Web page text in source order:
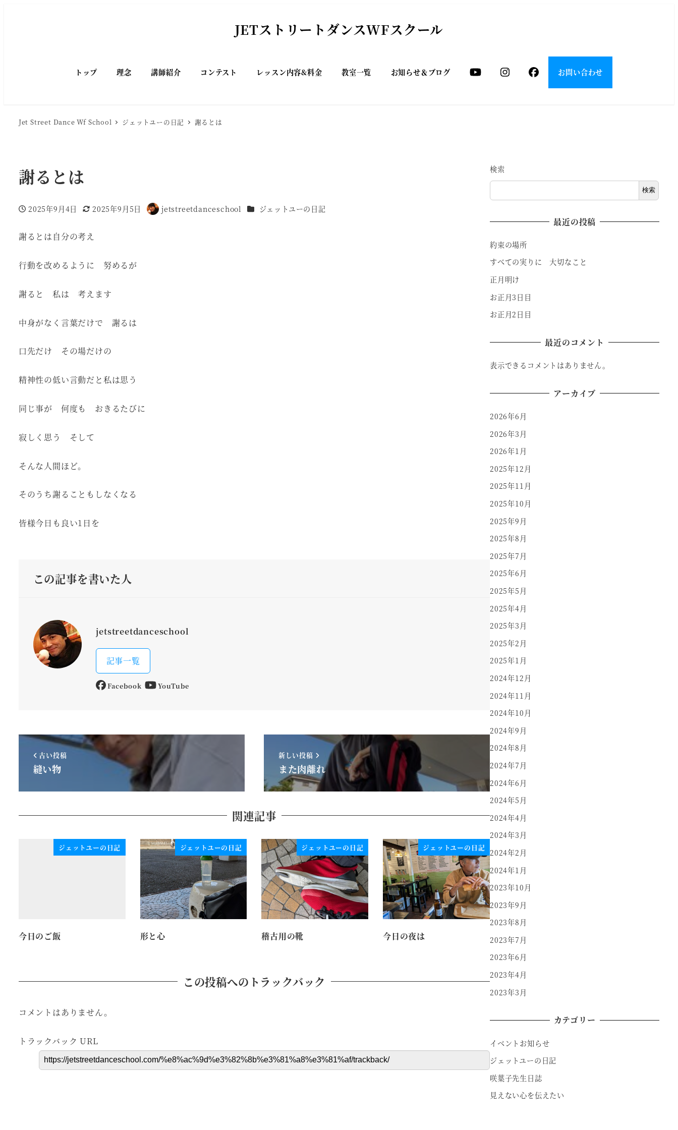
JETストリートダンスWFスクール
トップ 理念 講師紹介 コンテスト レッスン内容&料金 教室一覧 お知らせ＆ブログ お問い合わせ
Jet Street Dance Wf School ジェットユーの日記 謝るとは
謝るとは
投稿日
2025年9月4日
更新日
2025年9月5日
著
jetstreetdanceschool カテゴリー
ジェットユーの日記
謝るとは自分の考え
行動を改めるように 努めるが
謝ると 私は 考えます
中身がなく言葉だけで 謝るは
口先だけ その場だけの
精神性の低い言動だと私は思う
同じ事が 何度も おきるたびに
寂しく思う そして
そんな人間ほど。
そのうち謝ることもしなくなる
皆様今日も良い1日を
この記事を書いた人
jetstreetdanceschool
記事一覧
Facebook YouTube
古い投稿
縫い物
新しい投稿
また肉離れ
関連記事
ジェットユーの日記
今日のご飯
ジェットユーの日記
形と心
ジェットユーの日記
稽古用の靴
ジェットユーの日記
今日の夜は
この投稿へのトラックバック
コメントはありません。
トラックバック URL
検索
検索
最近の投稿
約束の場所
すべての実りに 大切なこと
正月明け
お正月3日目
お正月2日目
最近のコメント
表示できるコメントはありません。
アーカイブ
2026年6月
2026年3月
2026年1月
2025年12月
2025年11月
2025年10月
2025年9月
2025年8月
2025年7月
2025年6月
2025年5月
2025年4月
2025年3月
2025年2月
2025年1月
2024年12月
2024年11月
2024年10月
2024年9月
2024年8月
2024年7月
2024年6月
2024年5月
2024年4月
2024年3月
2024年2月
2024年1月
2023年10月
2023年9月
2023年8月
2023年7月
2023年6月
2023年4月
2023年3月
カテゴリー
イベントお知らせ
ジェットユーの日記
咲葉子先生日誌
見えない心を伝えたい